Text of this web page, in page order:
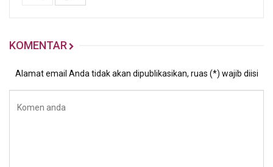
KOMENTAR
Alamat email Anda tidak akan dipublikasikan, ruas (*) wajib diisi